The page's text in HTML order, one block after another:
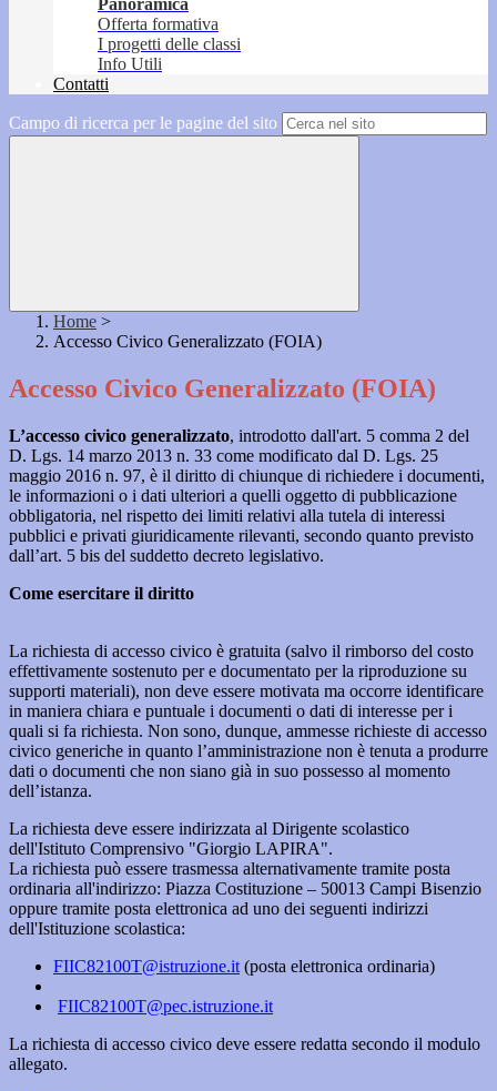
Panoramica
Offerta formativa
I progetti delle classi
Info Utili
Contatti
Campo di ricerca per le pagine del sito
Home >
Accesso Civico Generalizzato (FOIA)
Accesso Civico Generalizzato (FOIA)
L’accesso civico generalizzato, introdotto dall'art. 5 comma 2 del
D. Lgs. 14 marzo 2013 n. 33 come modificato dal D. Lgs. 25
maggio 2016 n. 97, è il diritto di chiunque di richiedere i documenti,
le informazioni o i dati ulteriori a quelli oggetto di pubblicazione
obbligatoria, nel rispetto dei limiti relativi alla tutela di interessi
pubblici e privati giuridicamente rilevanti, secondo quanto previsto
dall’art. 5 bis del suddetto decreto legislativo.
Come esercitare il diritto
La richiesta di accesso civico è gratuita (salvo il rimborso del costo
effettivamente sostenuto per e documentato per la riproduzione su
supporti materiali), non deve essere motivata ma occorre identificare
in maniera chiara e puntuale i documenti o dati di interesse per i
quali si fa richiesta. Non sono, dunque, ammesse richieste di accesso
civico generiche in quanto l’amministrazione non è tenuta a produrre
dati o documenti che non siano già in suo possesso al momento
dell’istanza.
La richiesta deve essere indirizzata al Dirigente scolastico
dell'Istituto Comprensivo "Giorgio LAPIRA".
La richiesta può essere trasmessa alternativamente tramite posta
ordinaria all'indirizzo: Piazza Costituzione – 50013 Campi Bisenzio
oppure tramite posta elettronica ad uno dei seguenti indirizzi
dell'Istituzione scolastica:
FIIC82100T@istruzione.it (posta elettronica ordinaria)
FIIC82100T@pec.istruzione.it
La richiesta di accesso civico deve essere redatta secondo il modulo
allegato.